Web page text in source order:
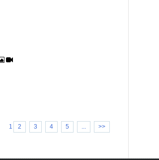
1 2 3 4 5 ... >>